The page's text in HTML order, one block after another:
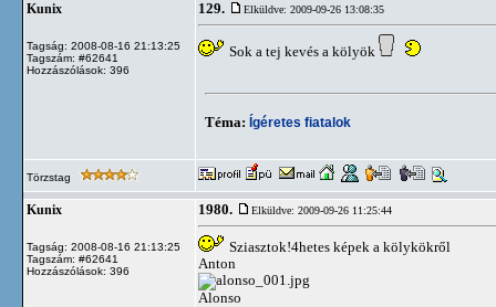
Kunix
Tagság: 2008-08-16 21:13:25
Tagszám: #62641
Hozzászólások: 396
129. Elküldve: 2009-09-26 13:08:35
Sok a tej kevés a kölyök
Téma: Ígéretes fiatalok
Törzstag
Kunix
Tagság: 2008-08-16 21:13:25
Tagszám: #62641
Hozzászólások: 396
1980. Elküldve: 2009-09-26 11:25:44
Sziasztok!4hetes képek a kölykökről
Anton
Alonso